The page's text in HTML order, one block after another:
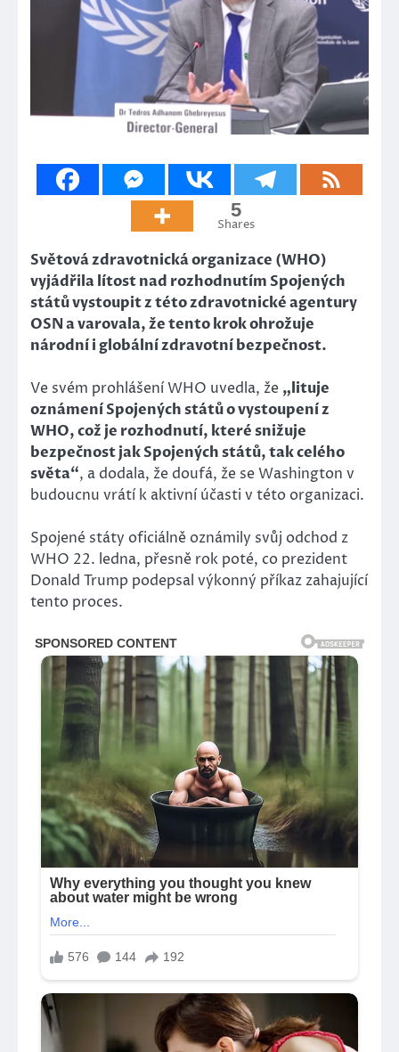
5
Shares
Světová zdravotnická organizace (WHO)
vyjádřila lítost nad rozhodnutím Spojených
států vystoupit z této zdravotnické agentury
OSN a varovala, že tento krok ohrožuje
národní i globální zdravotní bezpečnost.
Ve svém prohlášení WHO uvedla, že „lituje
oznámení Spojených států o vystoupení z
WHO, což je rozhodnutí, které snižuje
bezpečnost jak Spojených států, tak celého
světa“, a dodala, že doufá, že se Washington v
budoucnu vrátí k aktivní účasti v této organizaci.
Spojené státy oficiálně oznámily svůj odchod z
WHO 22. ledna, přesně rok poté, co prezident
Donald Trump podepsal výkonný příkaz zahajující
tento proces.